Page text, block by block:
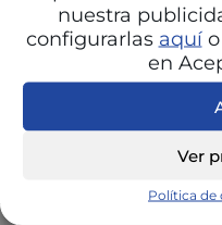
nuestra
configurarlas aquío
en
Ver
Política de
COMPAÑÍAS